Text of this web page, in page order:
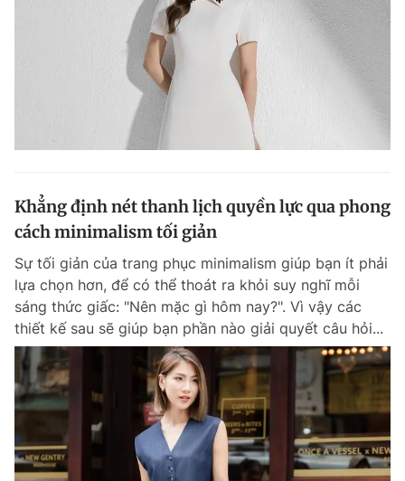
Khẳng định nét thanh lịch quyền lực qua phong
cách minimalism tối giản
Sự tối giản của trang phục minimalism giúp bạn ít phải
lựa chọn hơn, để có thể thoát ra khỏi suy nghĩ mỗi
sáng thức giấc: "Nên mặc gì hôm nay?". Vì vậy các
thiết kế sau sẽ giúp bạn phần nào giải quyết câu hỏi...